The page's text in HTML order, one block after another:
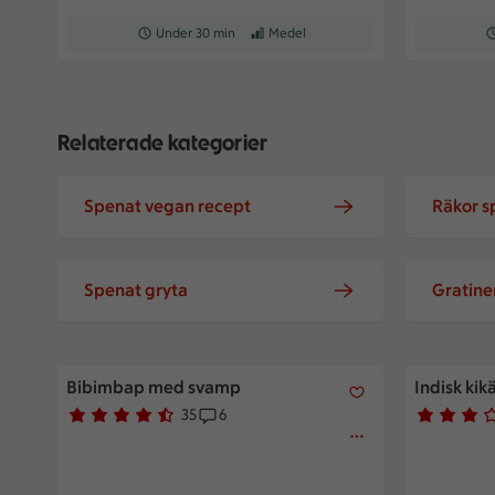
Receptet tar Under 30 min att tillaga
Under 30 min Receptet har Medel svårighetsgrad
Medel
Relaterade kategorier
Spenat vegan recept Räkor
Spenat gryta
Bibimbap med svamp
Betyg 4.7 av 5. 35
35 personer har röstatReceptet har 6 kommentarer
6
Bibimbap med svamp
Indisk
Betyg 2.8
139
Indisk